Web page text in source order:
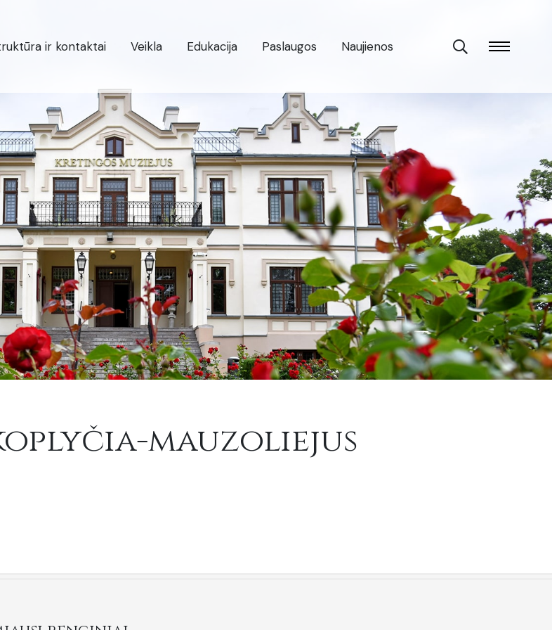
ir kontaktai Veikla Edukacija Paslaugos Naujienos
mauzoliejus